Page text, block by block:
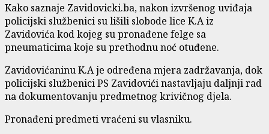
Kako saznaje Zavidovicki.ba, nakon izvršenog uviđaja
policijski službenici su lišili slobode lice K.A iz
Zavidovića kod kojeg su pronađene felge sa
pneumaticima koje su prethodnu noć otuđene.
Zavidovićaninu K.A je određena mjera zadržavanja, dok
policijski službenici PS Zavidovići nastavljaju daljnji rad
na dokumentovanju predmetnog krivičnog djela.
Pronađeni predmeti vraćeni su vlasniku.